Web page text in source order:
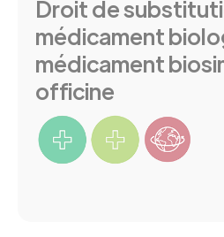
Droit de
médicament
médicament
officine